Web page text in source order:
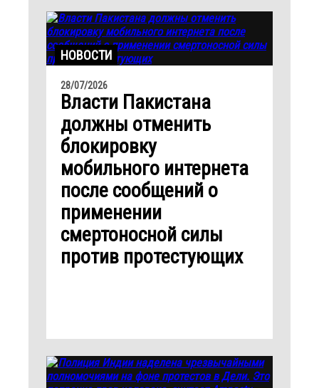
НОВОСТИ
28/07/2026
Власти Пакистана
должны отменить
блокировку
мобильного интернета
после сообщений о
применении
смертоносной силы
против протестующих